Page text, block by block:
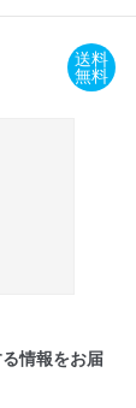
送料
無料
情報をお届